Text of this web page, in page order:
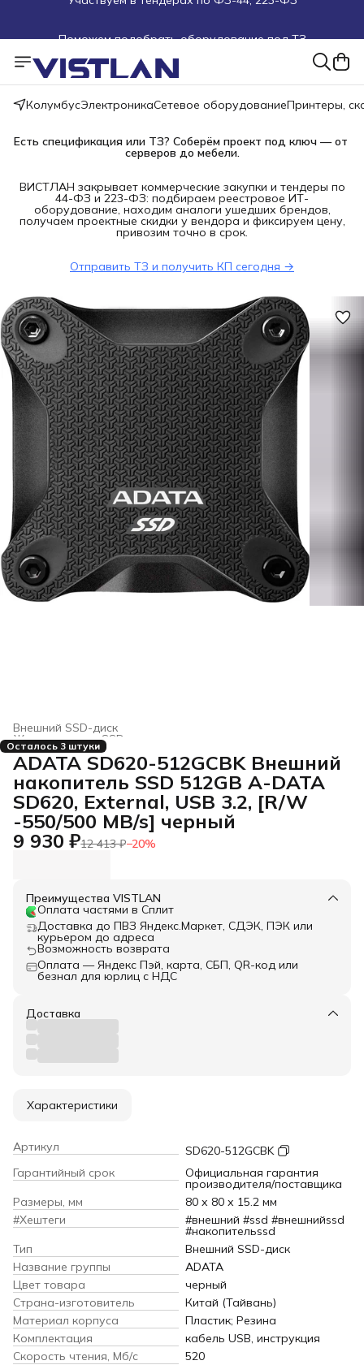
Пуско-наладочные работы
Пришлите запрос на e-mail или в чат
Более 100 000 позиций в наличии и под заказ
КолумбусЭлектроникаСетевое оборудованиеПринтеры,
Есть спецификация или ТЗ? Соберём проект под ключ — от
серверов до мебели.
ВИСТЛАН закрывает коммерческие закупки и тендеры по
44-ФЗ и 223-ФЗ: подбираем реестровое ИТ-
оборудование, находим аналоги ушедших брендов,
получаем проектные скидки у вендора и фиксируем цену,
привозим точно в срок.
Отправить ТЗ и получить КП сегодня →
Внешний SSD-диск
Жесткие диски, SSD и сетевые накопители
Электроника
Главная ›
Осталось 3 штуки
ADATA SD620-512GCBK Внешний
накопитель SSD 512GB A-DATA
SD620, External, USB 3.2, [R/W
-550/500 MB/s] черный
9 930 ₽12 413 ₽−20%
Преимущества VISTLAN
Оплата частями в Сплит
Доставка до ПВЗ Яндекс.Маркет, СДЭК, ПЭК или
курьером до адреса
Возможность возврата
Оплата — Яндекс Пэй, карта, СБП, QR-код или
безнал для юрлиц с НДС
Доставка
Характеристики
Артикул
SD620-512GCBK
Гарантийный срок
Официальная гарантия
производителя/поставщика
Размеры, мм
80 х 80 х 15.2 мм
#Хештеги
#внешний #ssd #внешнийssd
#накопительssd
Тип
Внешний SSD-диск
Название группы
ADATA
Цвет товара
черный
Страна-изготовитель
Китай (Тайвань)
Материал корпуса
Пластик; Резина
Комплектация
кабель USB, инструкция
Скорость чтения, Мб/с
520